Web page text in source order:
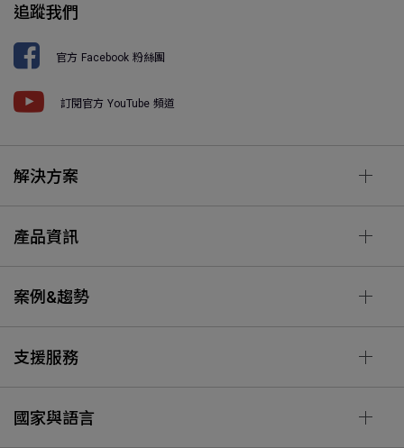
追蹤我們
官方 Facebook 粉絲團
訂閱官方 YouTube 頻道
解決方案
產品資訊
案例&趨勢
支援服務
國家與語言